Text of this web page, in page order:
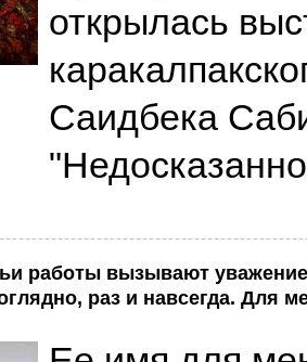
открылась
Саидбека
работы вызывают
раз и навсегда. Для